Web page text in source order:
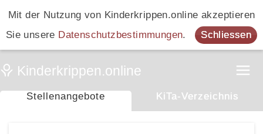
Mit der Nutzung von Kinderkrippen.online akzeptieren
Sie unsere Datenschutzbestimmungen. Schliessen
Stellenangebote KiTa-Verzeichnis